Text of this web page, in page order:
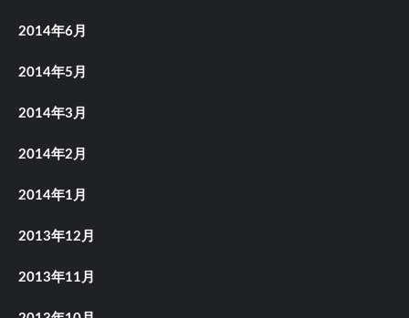
2014年6月
2014年5月
2014年3月
2014年2月
2014年1月
2013年12月
2013年11月